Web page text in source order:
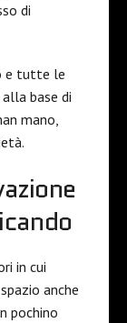
di
e tutte le
base di
mano,
in cui
anche
pochino